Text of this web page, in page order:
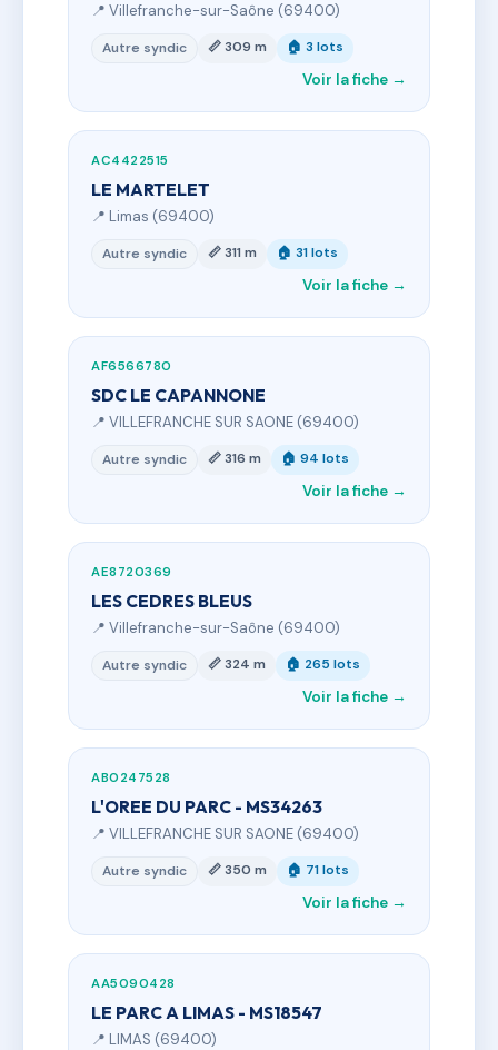
📍 Villefranche-sur-Saône (69400)
Autre syndic 📏 309 m 🏠 3 lots
Voir la fiche →
AC4422515
LE MARTELET
📍 Limas (69400)
Autre syndic 📏 311 m 🏠 31 lots
Voir la fiche →
AF6566780
SDC LE CAPANNONE
📍 VILLEFRANCHE SUR SAONE (69400)
Autre syndic 📏 316 m 🏠 94 lots
Voir la fiche →
AE8720369
LES CEDRES BLEUS
📍 Villefranche-sur-Saône (69400)
Autre syndic 📏 324 m 🏠 265 lots
Voir la fiche →
AB0247528
L'OREE DU PARC - MS34263
📍 VILLEFRANCHE SUR SAONE (69400)
Autre syndic 📏 350 m 🏠 71 lots
Voir la fiche →
AA5090428
LE PARC A LIMAS - MS18547
📍 LIMAS (69400)